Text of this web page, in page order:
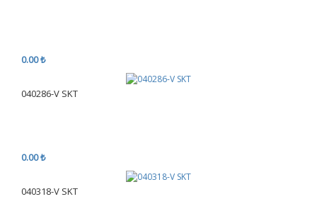
0.00 ₺
040286-V SKT
0.00 ₺
040318-V SKT